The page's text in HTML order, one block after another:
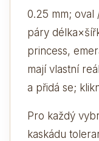
0.25 mm;
páry
princess,
mají vlastní
a přidá se;
Pro každý
kaskádu